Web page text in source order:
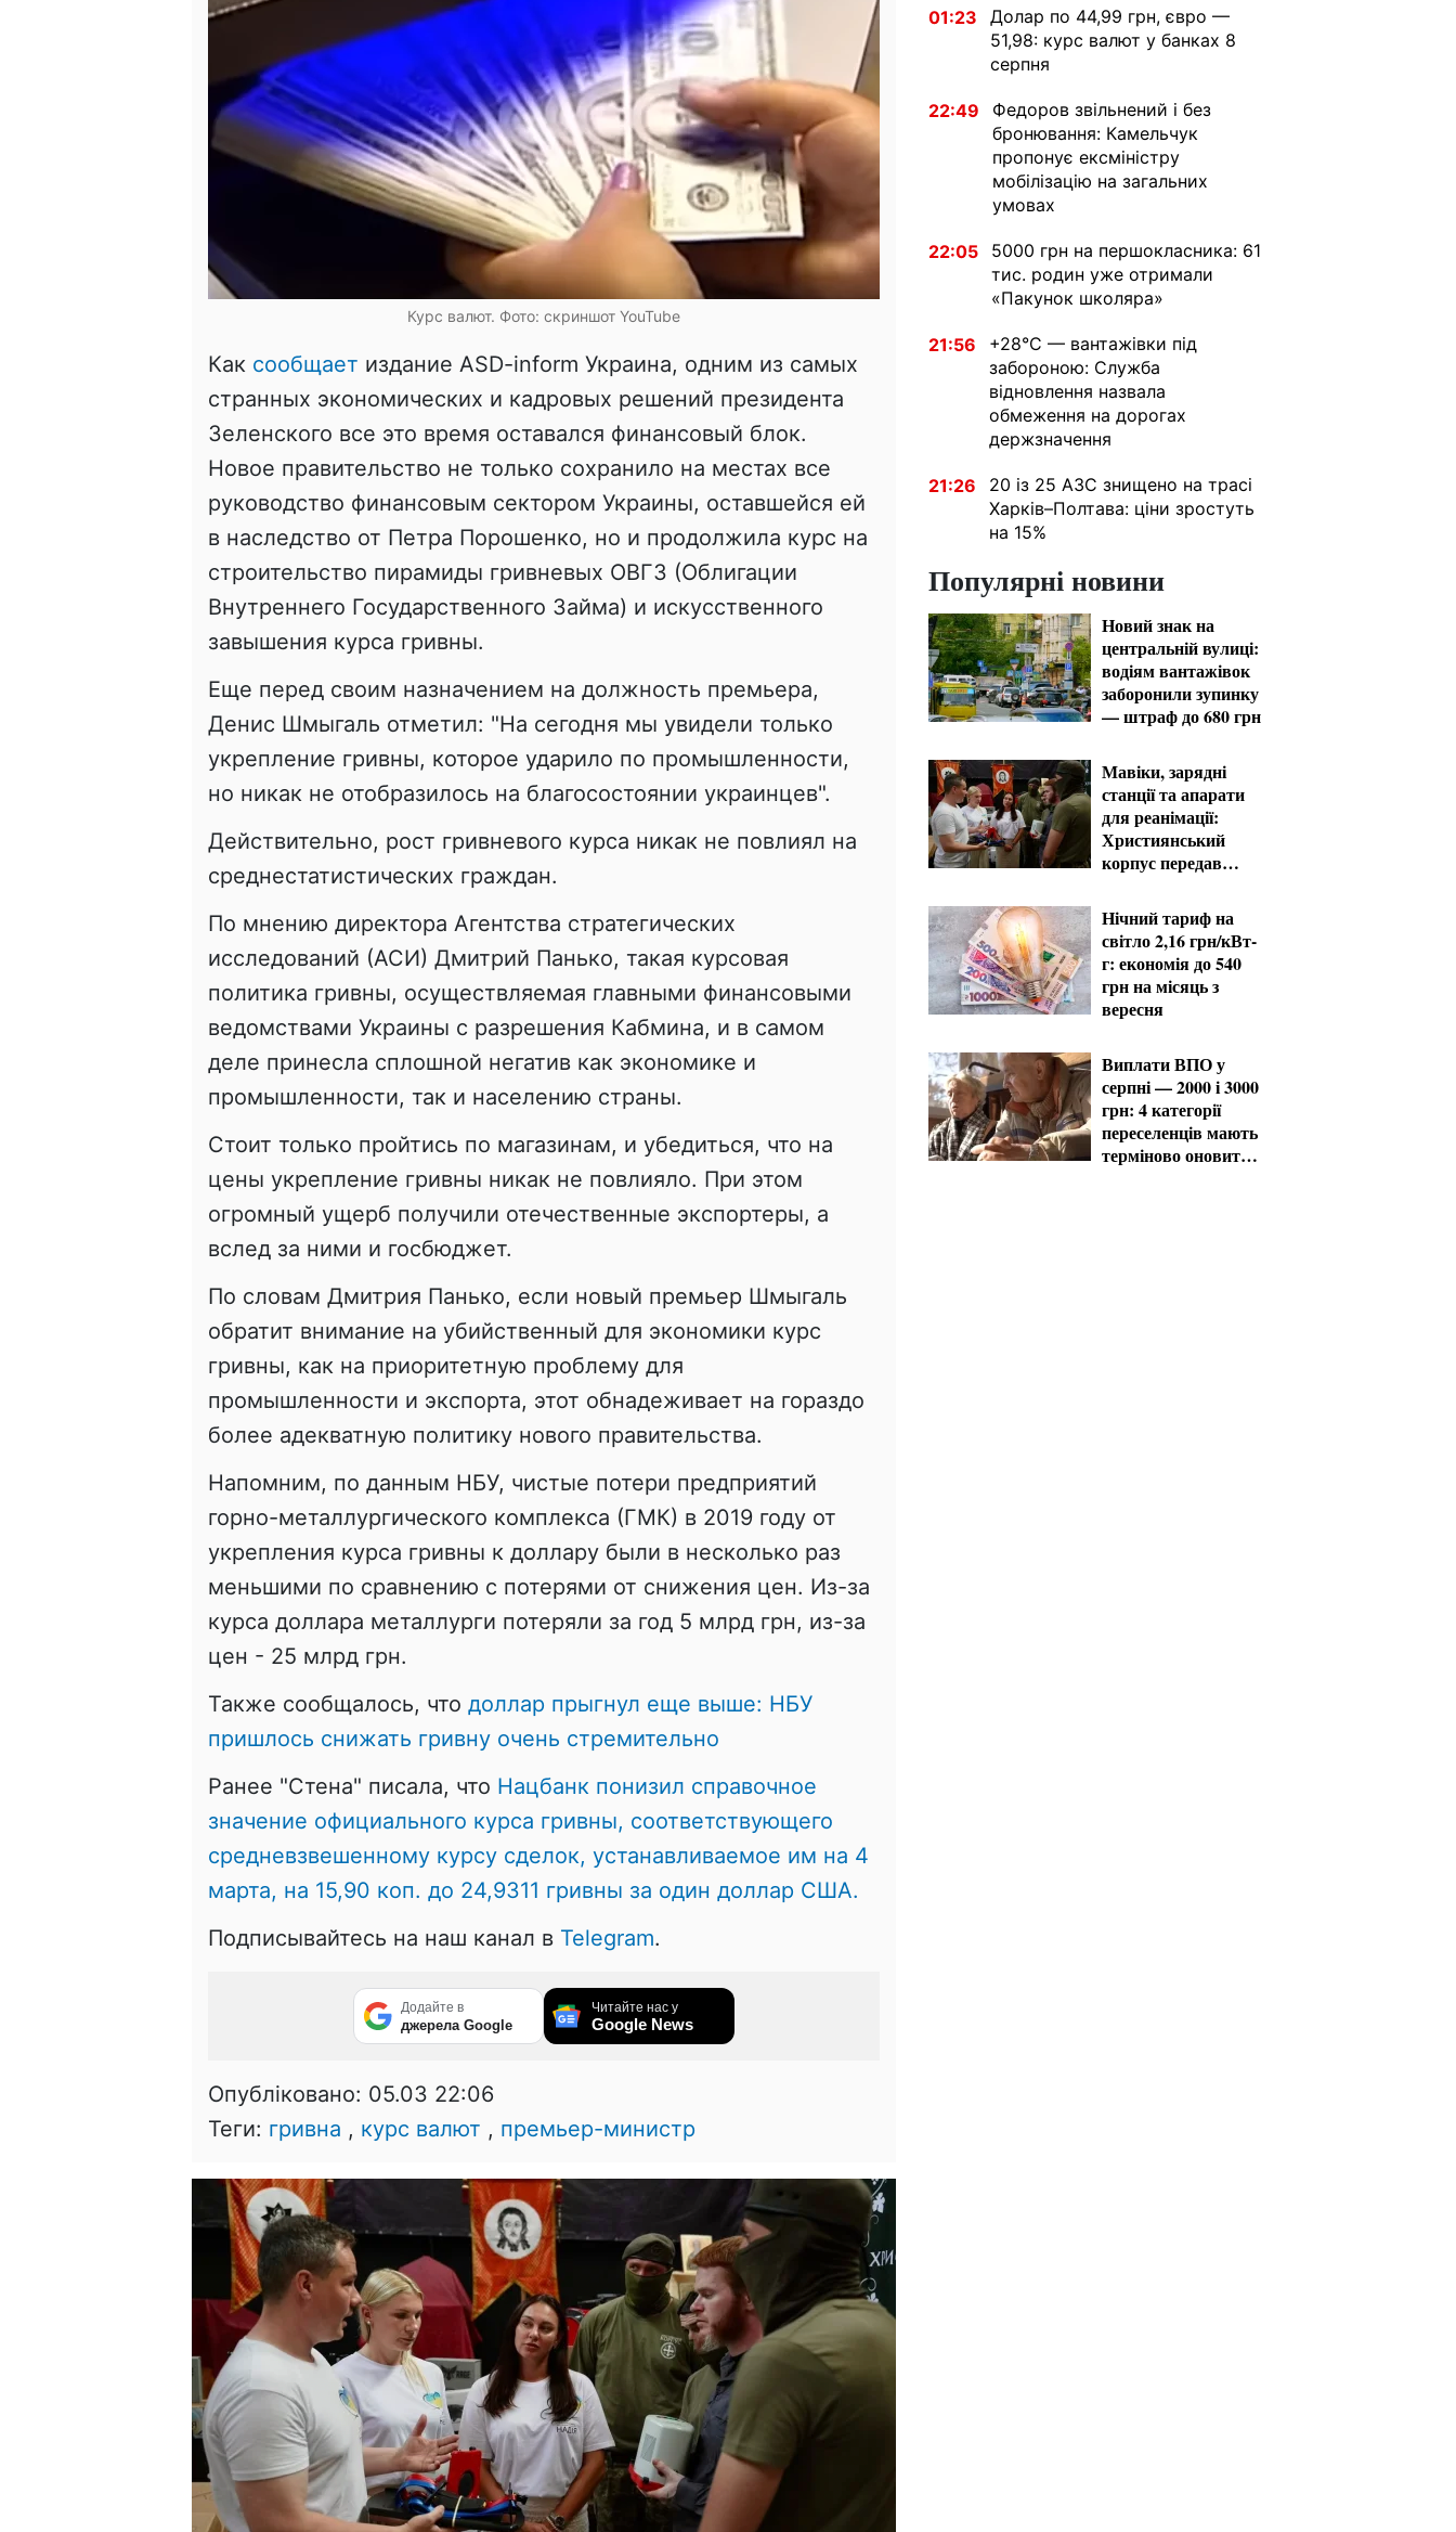
Курс валют. Фото: скриншот YouTube
Как сообщает издание ASD-inform Украина, одним из самых
странных экономических и кадровых решений президента
Зеленского все это время оставался финансовый блок.
Новое правительство не только сохранило на местах все
руководство финансовым сектором Украины, оставшейся ей
в наследство от Петра Порошенко, но и продолжила курс на
строительство пирамиды гривневых ОВГЗ (Облигации
Внутреннего Государственного Займа) и искусственного
завышения курса гривны.
Еще перед своим назначением на должность премьера,
Денис Шмыгаль отметил: "На сегодня мы увидели только
укрепление гривны, которое ударило по промышленности,
но никак не отобразилось на благосостоянии украинцев".
Действительно, рост гривневого курса никак не повлиял на
среднестатистических граждан.
По мнению директора Агентства стратегических
исследований (АСИ) Дмитрий Панько, такая курсовая
политика гривны, осуществляемая главными финансовыми
ведомствами Украины с разрешения Кабмина, и в самом
деле принесла сплошной негатив как экономике и
промышленности, так и населению страны.
Стоит только пройтись по магазинам, и убедиться, что на
цены укрепление гривны никак не повлияло. При этом
огромный ущерб получили отечественные экспортеры, а
вслед за ними и госбюджет.
По словам Дмитрия Панько, если новый премьер Шмыгаль
обратит внимание на убийственный для экономики курс
гривны, как на приоритетную проблему для
промышленности и экспорта, этот обнадеживает на гораздо
более адекватную политику нового правительства.
Напомним, по данным НБУ, чистые потери предприятий
горно-металлургического комплекса (ГМК) в 2019 году от
укрепления курса гривны к доллару были в несколько раз
меньшими по сравнению с потерями от снижения цен. Из-за
курса доллара металлурги потеряли за год 5 млрд грн, из-за
цен - 25 млрд грн.
Также сообщалось, что доллар прыгнул еще выше: НБУ
пришлось снижать гривну очень стремительно
Ранее "Стена" писала, что Нацбанк понизил справочное
значение официального курса гривны, соответствующего
средневзвешенному курсу сделок, устанавливаемое им на 4
марта, на 15,90 коп. до 24,9311 гривны за один доллар США.
Подписывайтесь на наш канал в Telegram.
Додайте в
джерела Google
Читайте нас у
Google News
Опубліковано: 05.03 22:06
Теги: гривна , курс валют , премьер-министр
01:23
Долар по 44,99 грн, євро —
51,98: курс валют у банках 8
серпня
22:49
Федоров звільнений і без
бронювання: Камельчук
пропонує ексміністру
мобілізацію на загальних
умовах
22:05
5000 грн на першокласника: 61
тис. родин уже отримали
«Пакунок школяра»
21:56
+28°C — вантажівки під
забороною: Служба
відновлення назвала
обмеження на дорогах
держзначення
21:26
20 із 25 АЗС знищено на трасі
Харків–Полтава: ціни зростуть
на 15%
Популярні новини
Новий знак на
центральній вулиці:
водіям вантажівок
заборонили зупинку
— штраф до 680 грн
Мавіки, зарядні
станції та апарати
для реанімації:
Християнський
корпус передав
Запорізький та
Покровський
напрямки
Нічний тариф на
світло 2,16 грн/кВт-
г: економія до 540
грн на місяць з
вересня
Виплати ВПО у
серпні — 2000 і 3000
грн: 4 категорії
переселенців мають
терміново оновити